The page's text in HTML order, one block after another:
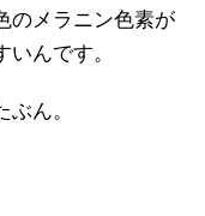
のメラニン色素が
んです。
ん。